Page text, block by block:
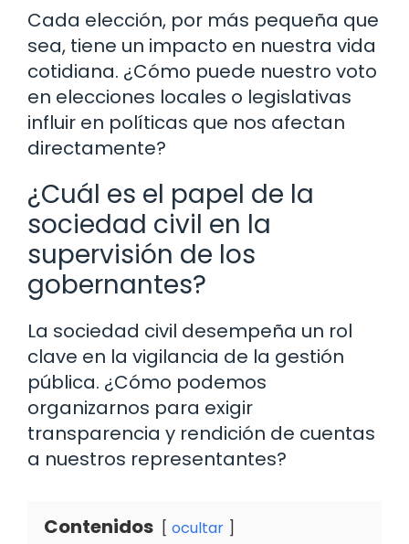
Cada elección, por más pequeña que
sea, tiene un impacto en nuestra vida
cotidiana. ¿Cómo puede nuestro voto
en elecciones locales o legislativas
influir en políticas que nos afectan
directamente?
¿Cuál es el papel de la
sociedad civil en la
supervisión de los
gobernantes?
La sociedad civil desempeña un rol
clave en la vigilancia de la gestión
pública. ¿Cómo podemos
organizarnos para exigir
transparencia y rendición de cuentas
a nuestros representantes?
Contenidos ocultar